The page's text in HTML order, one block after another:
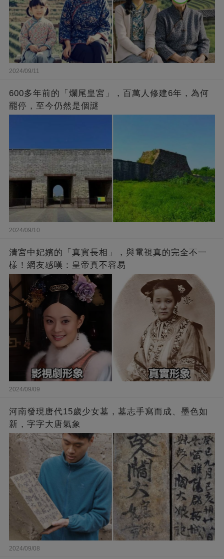
2024/09/11
600多年前的「爛尾皇宮」，百萬人修建6年，為何
罷停，至今仍然是個謎
2024/09/10
清宮中妃嬪的「真實長相」，與電視真的完全不一
樣！網友感嘆：皇帝真不容易
2024/09/09
河南發現唐代15歲少女墓，墓志手寫而成、墨色如
新，字字大唐氣象
2024/09/08